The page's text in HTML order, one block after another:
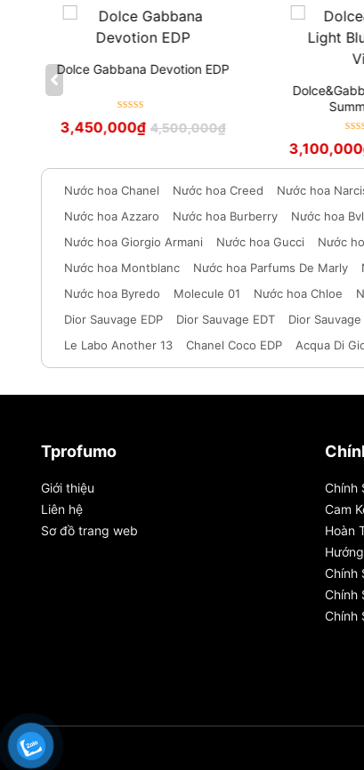
Dolce Gabbana Devotion EDP
hạng5 sao
4,500,000₫
3,450,000₫
3,100,000
Nước hoa Chanel Nước hoa Creed Nước hoa
Nước hoa Azzaro
Nước hoa Burberry Nước hoa
Nước hoa Giorgio Armani
Nước hoa Gucci Nước
Nước hoa Montblanc
Nước hoa Parfums De Marly
Nước hoa Byredo
Molecule 01 Nước hoa Chloe
Dior Sauvage EDP
Dior Sauvage EDT Dior Sauvage
Le Labo Another 13
Chanel Coco EDP Acqua Di
Tprofumo
Giới thiệu
Liên hệ
Sơ đồ trang web
Chính
Cam
Hoàn
Chính
Chính
Chính